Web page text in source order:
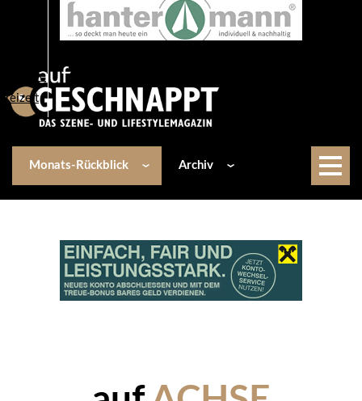
Lifestyle
Freizeit
Monats-Rückblick Archiv